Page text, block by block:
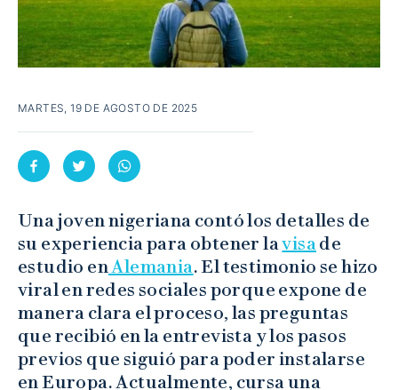
MARTES, 19 DE AGOSTO DE 2025
Una joven nigeriana contó los detalles de
su experiencia para obtener lavisade
estudio enAlemania. El testimonio se hizo
viral en redes sociales porque expone de
manera clara el proceso, las preguntas
que recibió en la entrevista y los pasos
previos que siguió para poder instalarse
en Europa. Actualmente, cursa una